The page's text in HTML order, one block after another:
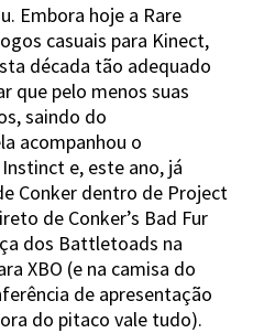
Embora hoje a Rare
casuais para Kinect,
década tão adequado
que pelo menos suas
saindo do
acompanhou o
e, este ano, já
Conker dentro de Project
de Conker’s Bad Fur
dos Battletoads na
XBO (e na camisa do
de apresentação
do pitaco vale tudo).